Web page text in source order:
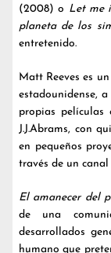
(2008) o Let me
planeta de los
entretenido.
Matt Reeves es
estadounidense,
propias
J.J.Abrams, con
en pequeños
través de un
El amanecer del
de una
desarrollados
humano que